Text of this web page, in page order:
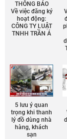
THÔNG BÁO
Về việc đăng ký
hoạt động:
CÔNG TY LUẬT
TNHH TRẦN Á
5 lưu ý quan
trọng khi thanh
lý đồ dùng nhà
hàng, khách
sạn